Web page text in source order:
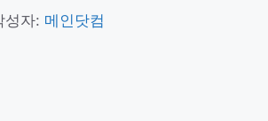
성자: 메인닷컴